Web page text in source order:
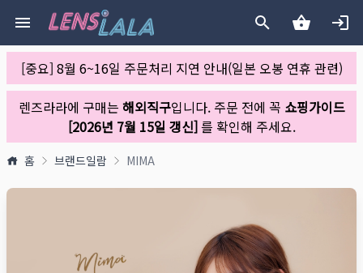
[중요] 8월 6~16일 주문처리 지연 안내(일본 오봉 연휴 관련)
렌즈라라에 구매는 해외직구입니다. 주문 전에 꼭 쇼핑가이드
[2026년 7월 15일 갱신]를 확인해 주세요.
홈 브랜드일람 MIMA